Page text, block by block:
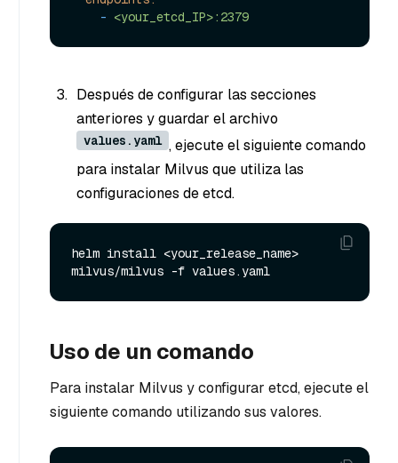
- <your_etcd_IP>:2379
Después de configurar las secciones
anteriores y guardar el archivo
values.yaml , ejecute el siguiente comando
para instalar Milvus que utiliza las
configuraciones de etcd.
helm install <your_release_name>
Uso de un comando
Para instalar Milvus y configurar etcd, ejecute el
siguiente comando utilizando sus valores.